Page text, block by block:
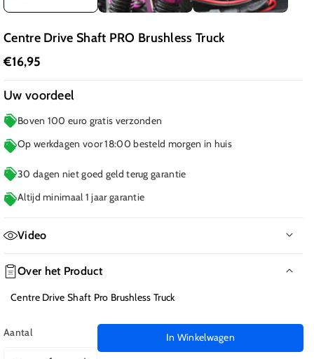
Centre Drive Shaft PRO Brushless Truck
€16,95
Uw voordeel
Boven 100 euro gratis verzonden
Op werkdagen voor 18:00 besteld morgen in huis
30 dagen niet goed geld terug garantie
Altijd minimaal 1 jaar garantie
Video
Over het Product
Centre Drive Shaft Pro Brushless Truck
Aantal In Winkelwagen